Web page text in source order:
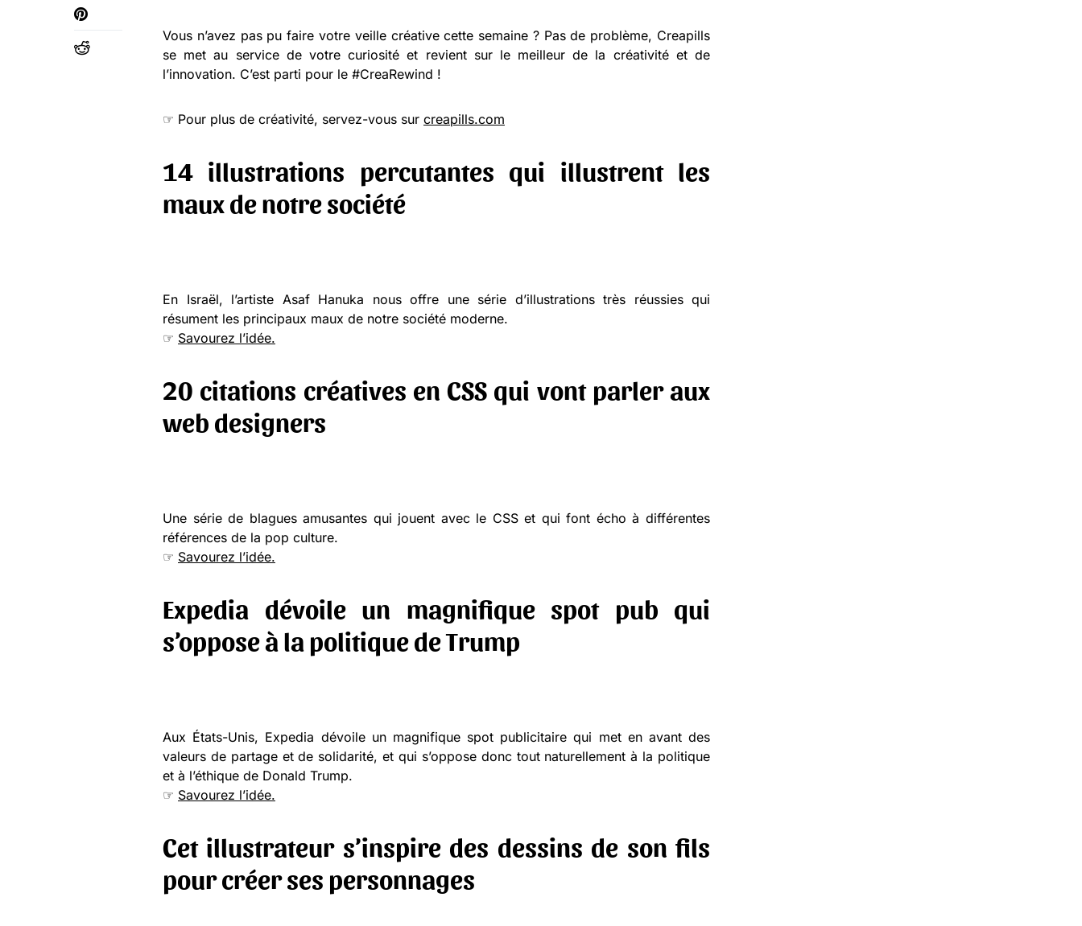
Vous n’avez pas pu faire votre veille créative cette semaine ? Pas de problème, Creapills
se met au service de votre curiosité et revient sur le meilleur de la créativité et de
l’innovation. C’est parti pour le #CreaRewind !
☞ Pour plus de créativité, servez-vous sur creapills.com
14 illustrations percutantes qui illustrent les
maux de notre société
En Israël, l’artiste Asaf Hanuka nous offre une série d’illustrations très réussies qui
résument les principaux maux de notre société moderne.
☞ Savourez l’idée.
20 citations créatives en CSS qui vont parler aux
web designers
Une série de blagues amusantes qui jouent avec le CSS et qui font écho à différentes
références de la pop culture.
☞ Savourez l’idée.
Expedia dévoile un magnifique spot pub qui
s’oppose à la politique de Trump
Aux États-Unis, Expedia dévoile un magnifique spot publicitaire qui met en avant des
valeurs de partage et de solidarité, et qui s’oppose donc tout naturellement à la politique
et à l’éthique de Donald Trump.
☞ Savourez l’idée.
Cet illustrateur s’inspire des dessins de son fils
pour créer ses personnages